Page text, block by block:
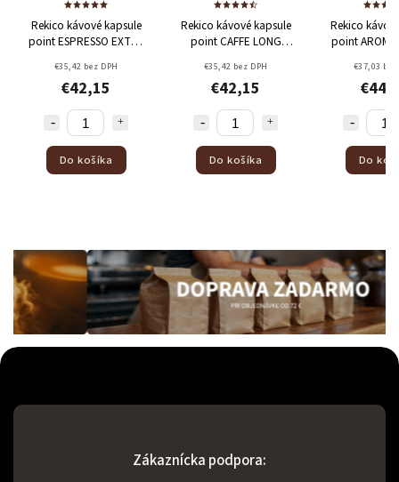
Rekico kávové kapsule
point ESPRESSO EXTRA
€35,42 bez DPH
€42,15
Do košíka
Rekico kávové kapsule
point CAFFE LONG
€35,42 bez DPH
€42,15
Do košíka
Rekico
point
€37,03 bez
Do
Zákaznícka podpora: